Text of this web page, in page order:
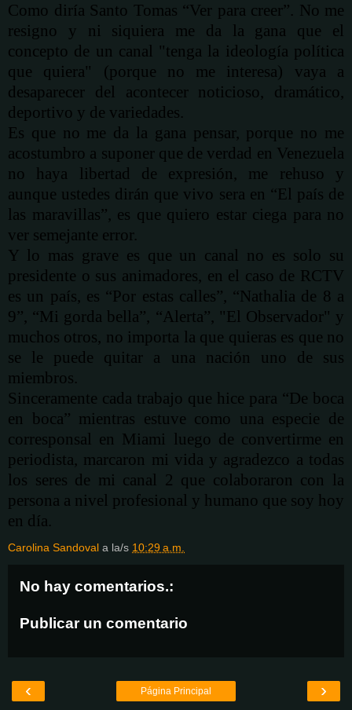
Como diría Santo Tomas “Ver para creer”. No me
resigno y ni siquiera me da la gana que el
concepto de un canal "tenga la ideología política
que quiera" (porque no me interesa) vaya a
desaparecer del acontecer noticioso, dramático,
deportivo y de variedades.
Es que no me da la gana pensar, porque no me
acostumbro a suponer que de verdad en Venezuela
no haya libertad de expresión, me rehuso y
aunque ustedes dirán que vivo sera en “El país de
las maravillas”, es que quiero estar ciega para no
ver semejante error.
Y lo mas grave es que un canal no es solo su
presidente o sus animadores, en el caso de RCTV
es un país, es “Por estas calles”, “Nathalia de 8 a
9”, “Mi gorda bella”, “Alerta”, "El Observador" y
muchos otros, no importa la que quieras es que no
se le puede quitar a una nación uno de sus
miembros.
Sinceramente cada trabajo que hice para “De boca
en boca” mientras estuve como una especie de
corresponsal en Miami luego de convertirme en
periodista, marcaron mi vida y agradezco a todas
los seres de mi canal 2 que colaboraron con la
persona a nivel profesional y humano que soy hoy
en día.
Carolina Sandoval a la/s 10:29 a.m.
No hay comentarios.:
Publicar un comentario
‹ ›
Página Principal